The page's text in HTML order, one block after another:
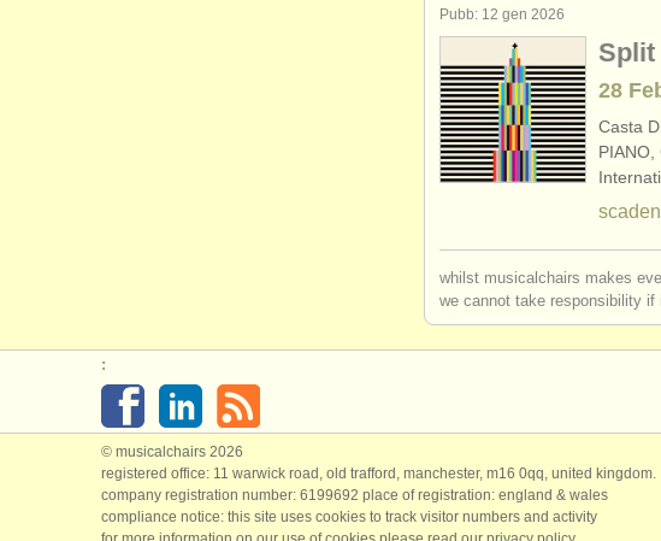
Pubb: 12 gen 2026
Split
28
Casta
PIANO,
whilst musicalchairs makes
we cannot take responsibility
:
© musicalchairs 2026
registered office: 11 warwick road, old trafford, manchester, m16 0qq, united kingdom.
company registration number: ​6199692 place of registration: england & wales
compliance notice: ​this site uses cookies to track visitor numbers and activity